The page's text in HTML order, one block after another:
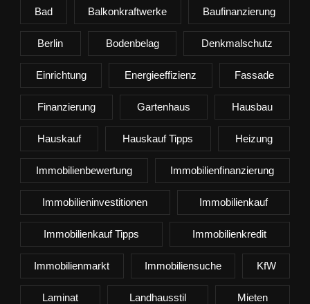
Bad Balkonkraftwerke Baufinanzierung
Berlin Bodenbelag Denkmalschutz
Einrichtung Energieeffizienz Fassade
Finanzierung Gartenhaus Hausbau
Hauskauf Hauskauf Tipps Heizung
Immobilienbewertung Immobilienfinanzierung
Immobilieninvestitionen Immobilienkauf
Immobilienkauf Tipps Immobilienkredit
Immobilienmarkt Immobiliensuche KfW
Laminat Landhausstil Mieten